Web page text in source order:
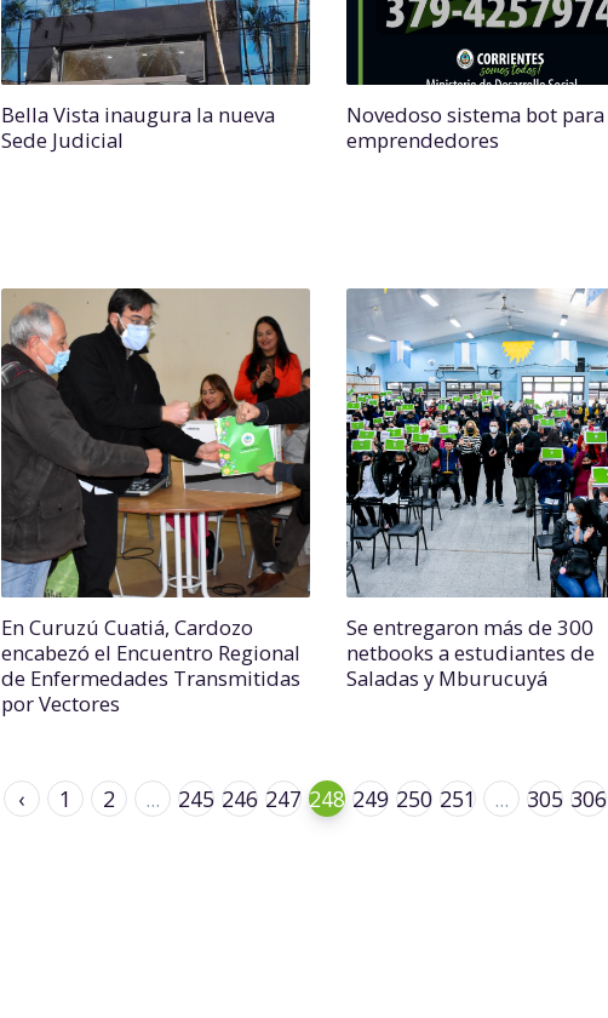
Bella Vista inaugura la nueva
Sede Judicial
Novedoso sistema bot para
emprendedores
En Curuzú Cuatiá, Cardozo
encabezó el Encuentro Regional
de Enfermedades Transmitidas
por Vectores
Se entregaron más de 300
netbooks a estudiantes de
Saladas y Mburucuyá
‹ 1 2 ... 245 246 247 248 249 250 251 ... 305 306